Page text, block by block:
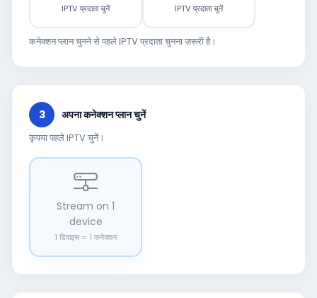
IPTV प्रदाता चुनें IPTV प्रदाता चुनें
कनेक्शन प्लान चुनने से पहले IPTV प्रदाता चुनना ज़रूरी है।
3 अपना कनेक्शन प्लान चुनें
कृपया पहले IPTV चुनें।
Stream on 1
device
1 डिवाइस = 1 कनेक्शन